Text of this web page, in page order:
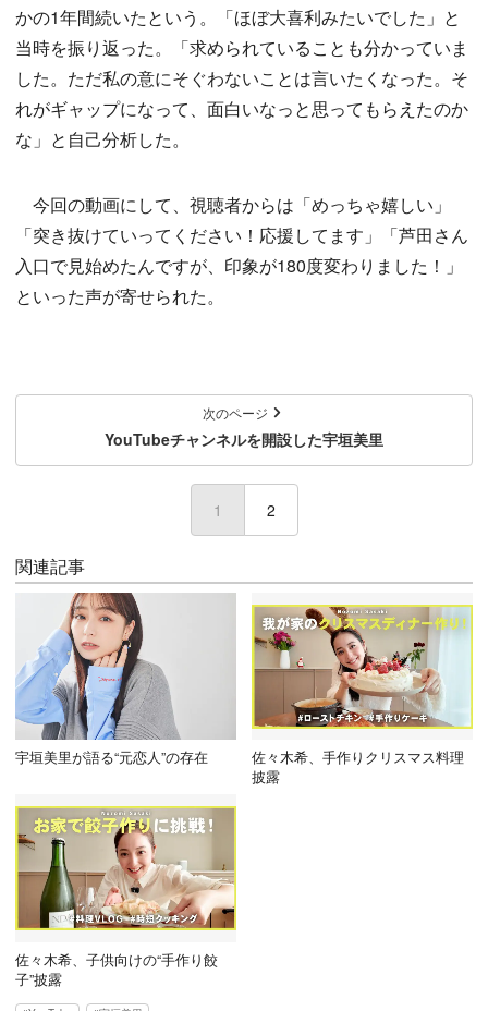
かの1年間続いたという。「ほぼ大喜利みたいでした」と
当時を振り返った。「求められていることも分かっていま
した。ただ私の意にそぐわないことは言いたくなった。そ
れがギャップになって、面白いなっと思ってもらえたのか
な」と自己分析した。
今回の動画にして、視聴者からは「めっちゃ嬉しい」
「突き抜けていってください！応援してます」「芦田さん
入口で見始めたんですが、印象が180度変わりました！」
といった声が寄せられた。
次のページ
YouTubeチャンネルを開設した宇垣美里
1 (current)
2
関連記事
宇垣美里が語る“元恋人”の存在
佐々木希、手作りクリスマス料理
披露
佐々木希、子供向けの“手作り餃
子”披露